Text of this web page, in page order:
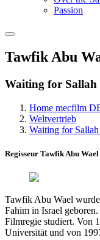
Passion
Tawfik Abu
Waiting for Sallah
Home mecfilm
Weltvertrieb
Waiting for
Regisseur Tawfik Abu Wael
Tawfik Abu Wael
Fahim in Israel
Filmregie studiert. Von
Universität und von